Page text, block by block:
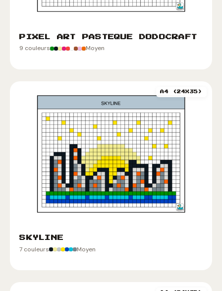
PIXEL ART PASTEQUE DODOCRAFT
9 couleurs Moyen
A4 (24X35)
SKYLINE
7 couleurs Moyen